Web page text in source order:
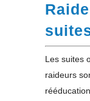
Les suites
raideurs